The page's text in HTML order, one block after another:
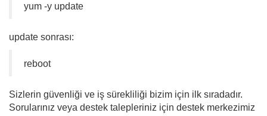
yum -y update
update sonrası:
reboot
Sizlerin güvenliği ve iş sürekliliği bizim için ilk sıradadır.
Sorularınız veya destek talepleriniz için destek merkezimiz